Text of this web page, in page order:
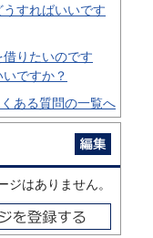
すればいいです
りたいのです
ですか？
くある質問の一覧へ
ジはありません。